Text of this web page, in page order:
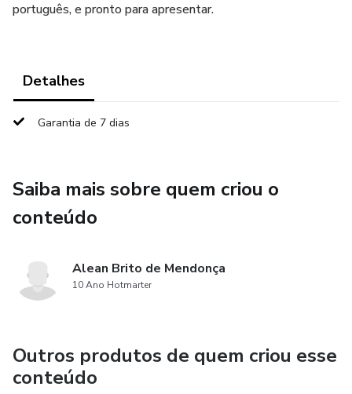
português, e pronto para apresentar.
Detalhes
Garantia de 7 dias
Saiba mais sobre quem criou o
conteúdo
Alean Brito de Mendonça
10 Ano Hotmarter
Outros produtos de quem criou esse
conteúdo